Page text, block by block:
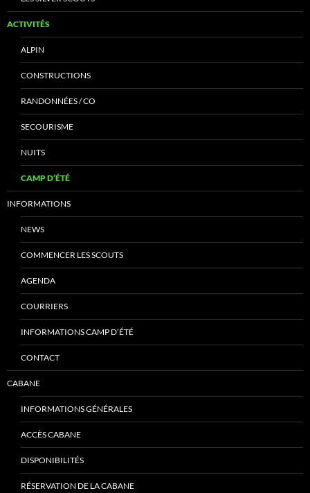
ACTIVITÉS
ALPIN
CONSTRUCTIONS
RANDONNÉES / CO
SECOURISME
NUITS
CAMP D’ÉTÉ
INFORMATIONS
NEWS
COMMENCER LES SCOUTS
AGENDA
COURRIERS
INFORMATIONS CAMP D’ÉTÉ
CONTACT
CABANE
INFORMATIONS GÉNÉRALES
ACCÈS CABANE
DISPONIBILITÉS
RÉSERVATION DE LA CABANE